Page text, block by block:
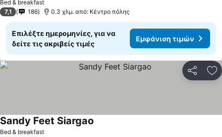
Bed & breakfast
7,1 186 0.3 χλμ. από: Κέντρο πόλης
Επιλέξτε ημερομηνίες, για να
δείτε τις ακριβείς τιμές
Εμφάνιση τιμών
Bed & breakfast
Sandy Feet Siargao